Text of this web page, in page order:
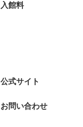
入館料
公式サイト
お問い合わせ